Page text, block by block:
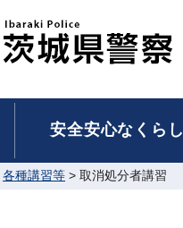
安全安心なくらし
各種講習等 > 取消処分者講習